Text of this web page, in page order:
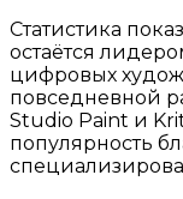
Статистика
остаётся
цифровых
повседневной
Studio Paint и
популярность